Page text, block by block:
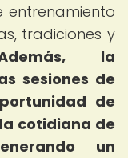
entrenamiento
tradiciones y
la
sesiones de
de
cotidiana de
un